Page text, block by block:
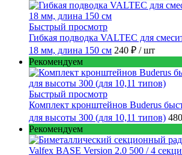
Быстрый просмотр
Гибкая подводка VALTEC для
18 мм, длина 150 см 240 ₽ / шт
Рекомендуем
Быстрый просмотр
Комплект кронштейнов Buderus
для высоты 300 (для 10,11 типов)
Рекомендуем